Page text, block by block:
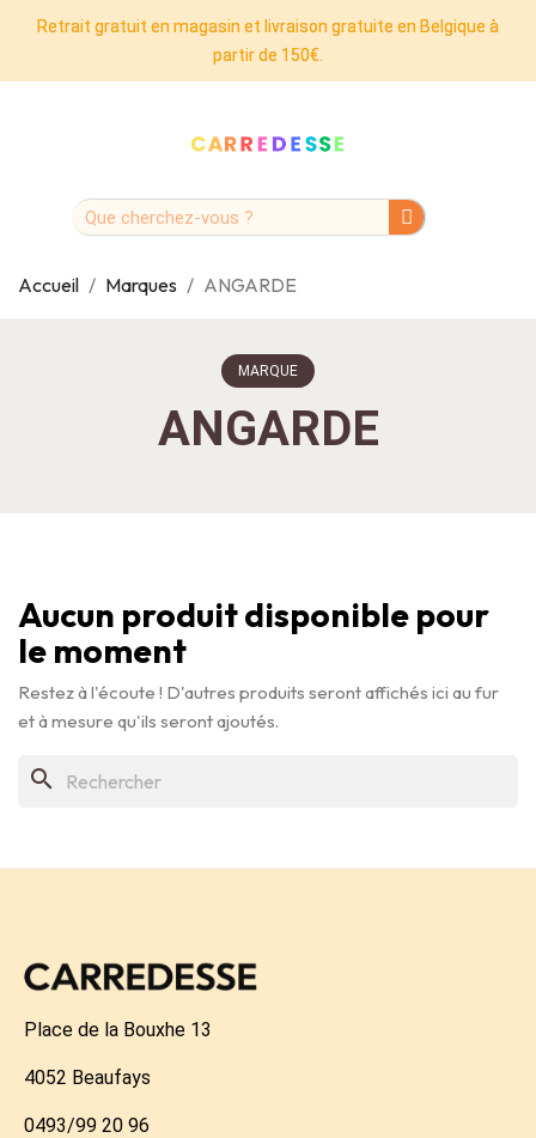
Retrait gratuit en magasin et livraison gratuite en Belgique à
partir de 150€.
Accueil Marques ANGARDE
MARQUE
ANGARDE
Aucun produit disponible pour
le moment
Restez à l'écoute ! D'autres produits seront affichés ici au fur
et à mesure qu'ils seront ajoutés.
search
Place de la Bouxhe 13
4052 Beaufays
0493/99 20 96